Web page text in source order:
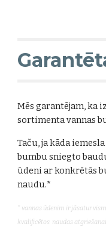
Mēs garantējam, ka
sortimenta vannas
Taču, ja kāda
bumbu sniegto
ūdeni ar konkrētās
naudu.*
* vannas ūdenim ir jāsatur
kvalificētos naudas atgriešanai